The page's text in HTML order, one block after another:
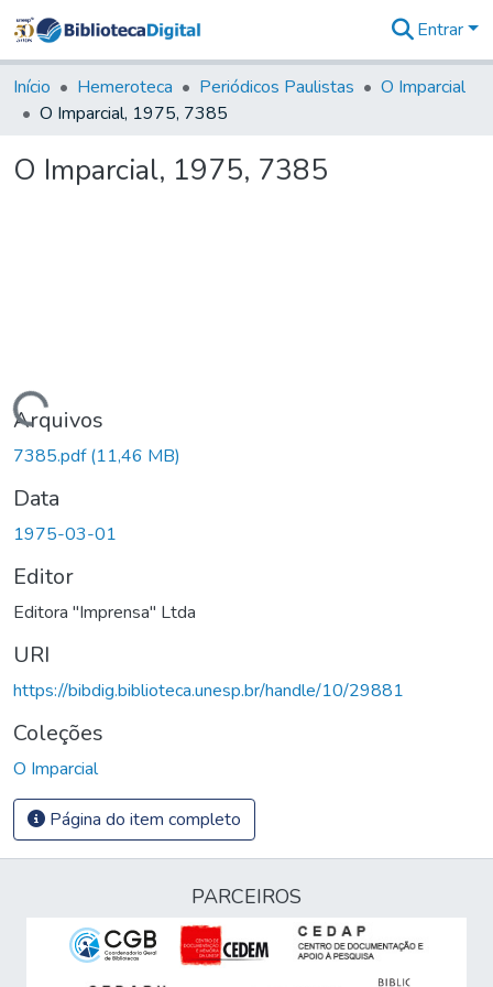
&
Coleções
Tudo na
Digital
Entrar
Início Hemeroteca Periódicos Paulistas
O Imparcial
O Imparcial, 1975, 7385
O Imparcial, 1975, 7385
Carregando...
Arquivos
7385.pdf(11,46 MB)
Data
1975-03-01
Editor
Editora "Imprensa" Ltda
URI
https://bibdig.biblioteca.unesp.br/handle/10/29881
Coleções
O Imparcial
Página do item completo
PARCEIROS